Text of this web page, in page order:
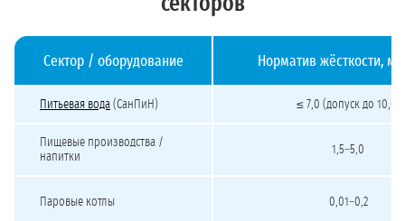
Сектор / оборудование Норматив жёсткости,
Питьевая вода (СанПиН) ≤ 7,0 (допуск до 10,0)
Пищевые производства /
напитки
1,5–5,0
Паровые котлы 0,01–0,2